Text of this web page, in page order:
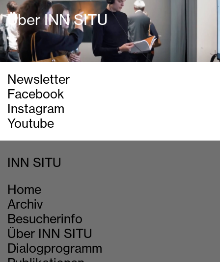
Über INN SITU
Newsletter
Facebook
Instagram
Youtube
INN SITU
Home
Archiv
Besucherinfo
Über INN SITU
Dialogprogramm